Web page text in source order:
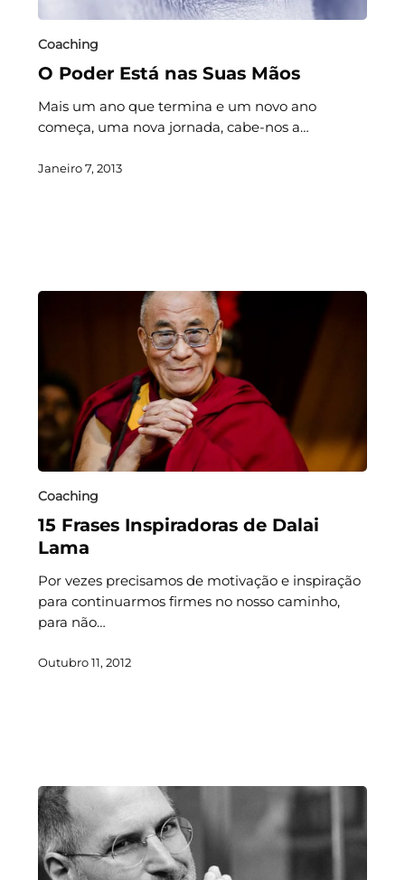
Coaching
O Poder Está nas Suas Mãos
Mais um ano que termina e um novo ano
começa, uma nova jornada, cabe-nos a…
Janeiro 7, 2013
Coaching
15 Frases Inspiradoras de Dalai
Lama
Por vezes precisamos de motivação e inspiração
para continuarmos firmes no nosso caminho,
para não…
Outubro 11, 2012